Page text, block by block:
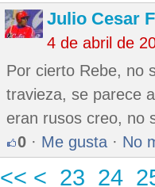
Julio Cesar
4 de abril de
Por cierto Rebe, no
travieza, se parece
eran rusos creo, no
0 · Me gusta · No
<< < 23 24